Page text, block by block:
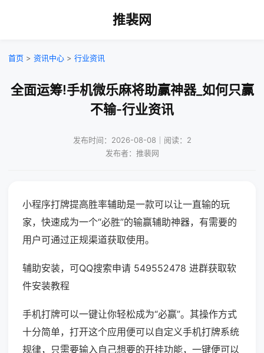
推裴网
首页 > 资讯中心 > 行业资讯
全面运筹!手机微乐麻将助赢神器_如何只赢
不输-行业资讯
发布时间：2026-08-08｜阅读：2
发布者：推裴网
小程序打牌提高胜率辅助是一款可以让一直输的玩
家，快速成为一个“必胜”的输赢辅助神器，有需要的
用户可通过正规渠道获取使用。
辅助安装，可QQ搜索申请 549552478 进群获取软
件安装教程
手机打牌可以一键让你轻松成为“必赢”。其操作方式
十分简单，打开这个应用便可以自定义手机打牌系统
规律，只需要输入自己想要的开挂功能，一键便可以